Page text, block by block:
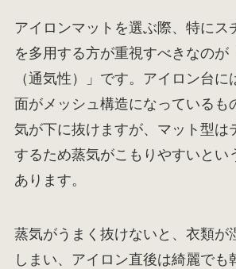
アイロンマットを選ぶ際、特にス
を多用する方が重視すべきなのが
（通気性）」です。アイロン台に
面がメッシュ構造になっているも
気が下に抜けますが、マット型は
するため蒸気がこもりやすいとい
あります。
蒸気がうまく抜けないと、衣類が
しまい、アイロン直後は綺麗でも